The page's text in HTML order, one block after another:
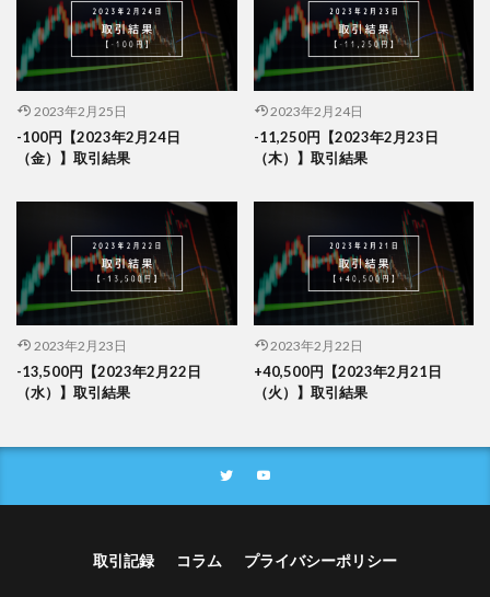
2023年2月25日
-100円【2023年2月24日
（金）】取引結果
2023年2月24日
-11,250円【2023年2月23日
（木）】取引結果
2023年2月23日
-13,500円【2023年2月22日
（水）】取引結果
2023年2月22日
+40,500円【2023年2月21日
（火）】取引結果
取引記録 コラム プライバシーポリシー